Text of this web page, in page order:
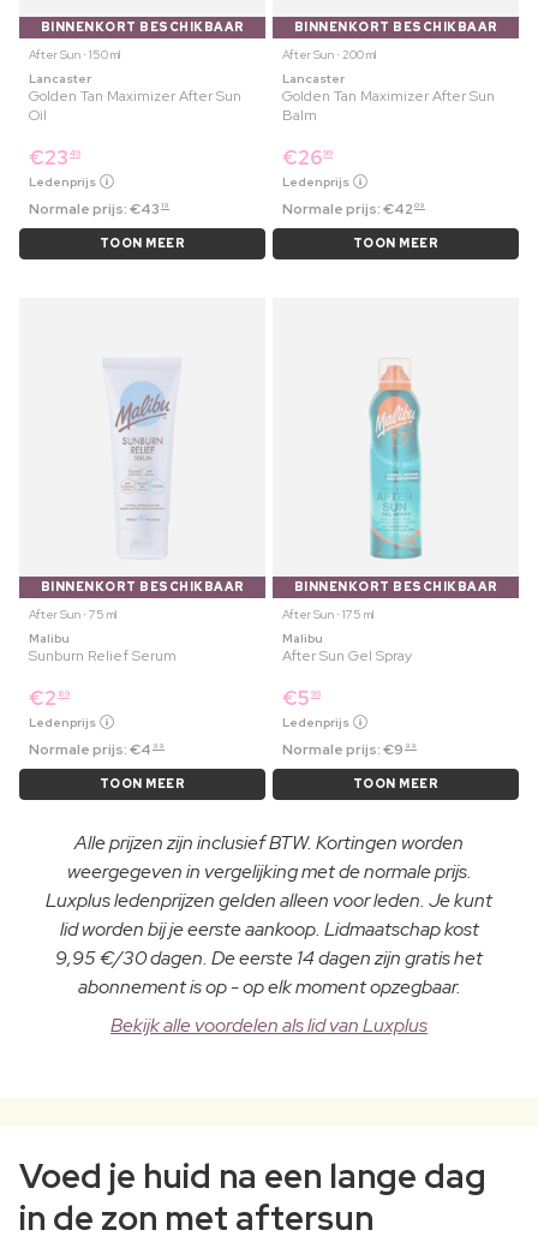
BINNENKORT BESCHIKBAAR
After Sun ⋅ 150 ml
Lancaster
Golden Tan Maximizer After Sun
Oil
€23 49
Ledenprijs
Normale prijs:€43 19
TOON MEER
BINNENKORT BESCHIKBAAR
After Sun ⋅ 200 ml
Lancaster
Golden Tan Maximizer After Sun
Balm
€2699
Ledenprijs
Normale prijs:€42 09
TOON MEER
BINNENKORT BESCHIKBAAR
After Sun ⋅ 75 ml
Malibu
Sunburn Relief Serum
€2 89
Ledenprijs
Normale prijs:€4 99
TOON MEER
BINNENKORT BESCHIKBAAR
After Sun ⋅ 175 ml
Malibu
After Sun Gel Spray
€5 99
Ledenprijs
Normale prijs:€9 99
TOON MEER
Alle prijzen zijn inclusief BTW. Kortingen worden
weergegeven in vergelijking met de normale prijs.
Luxplus ledenprijzen gelden alleen voor leden. Je kunt
lid worden bij je eerste aankoop. Lidmaatschap kost
9,95 €/30 dagen. De eerste 14 dagen zijn gratis het
abonnement is op - op elk moment opzegbaar.
Bekijk alle voordelen als lid van Luxplus
Voed je huid na een lange dag
in de zon met aftersun